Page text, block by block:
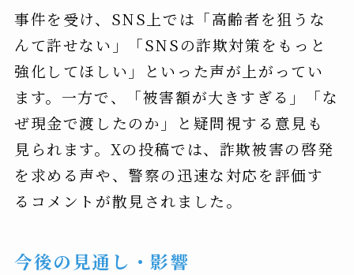
事件を受け、SNS上では「高齢者を狙うな
んて許せない」「SNSの詐欺対策をもっと
強化してほしい」といった声が上がってい
ます。一方で、「被害額が大きすぎる」「な
ぜ現金で渡したのか」と疑問視する意見も
見られます。Xの投稿では、詐欺被害の啓発
を求める声や、警察の迅速な対応を評価す
るコメントが散見されました。
今後の見通し・影響